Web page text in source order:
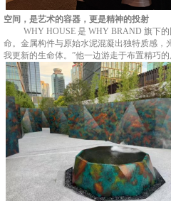
空间，是艺术的容器，更是精神的投射
WHY HOUSE 是 WHY BRAND 旗下的
命。 金属构件与原始水泥混凝出独特质感，
我更新的生命体。 ”他一边游走于布置精巧